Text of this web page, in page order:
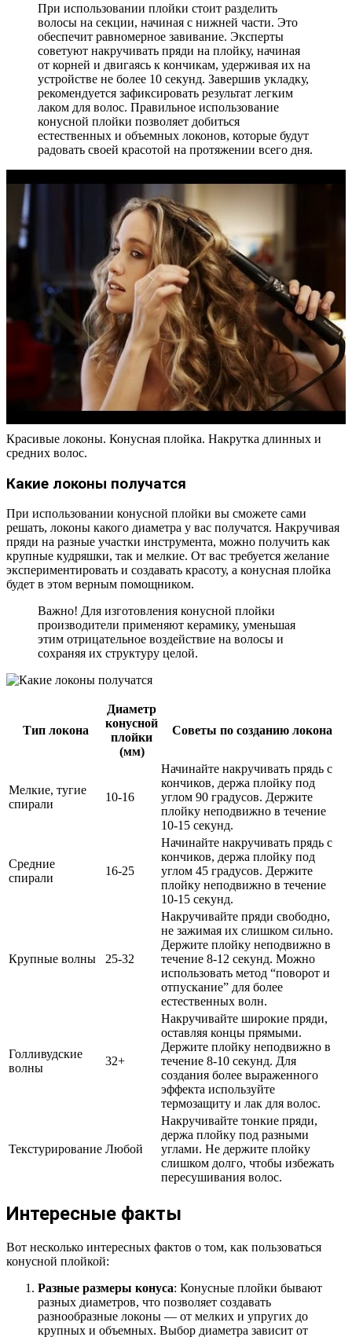
При использовании плойки стоит разделить
волосы на секции, начиная с нижней части. Это
обеспечит равномерное завивание. Эксперты
советуют накручивать пряди на плойку, начиная
от корней и двигаясь к кончикам, удерживая их на
устройстве не более 10 секунд. Завершив укладку,
рекомендуется зафиксировать результат легким
лаком для волос. Правильное использование
конусной плойки позволяет добиться
естественных и объемных локонов, которые будут
радовать своей красотой на протяжении всего дня.
Красивые локоны. Конусная плойка. Накрутка длинных и
средних волос.
Какие локоны получатся
При использовании конусной плойки вы сможете сами
решать, локоны какого диаметра у вас получатся. Накручивая
пряди на разные участки инструмента, можно получить как
крупные кудряшки, так и мелкие. От вас требуется желание
экспериментировать и создавать красоту, а конусная плойка
будет в этом верным помощником.
Важно! Для изготовления конусной плойки
производители применяют керамику, уменьшая
этим отрицательное воздействие на волосы и
сохраняя их структуру целой.
Тип локона
Диаметр
конусной
плойки
(мм)
Советы по созданию локона
Мелкие, тугие
спирали
10-16
Начинайте накручивать прядь с
кончиков, держа плойку под
углом 90 градусов. Держите
плойку неподвижно в течение
10-15 секунд.
Средние
спирали
16-25
Начинайте накручивать прядь с
кончиков, держа плойку под
углом 45 градусов. Держите
плойку неподвижно в течение
10-15 секунд.
Крупные волны 25-32
Накручивайте пряди свободно,
не зажимая их слишком сильно.
Держите плойку неподвижно в
течение 8-12 секунд. Можно
использовать метод “поворот и
отпускание” для более
естественных волн.
Голливудские
волны
32+
Накручивайте широкие пряди,
оставляя концы прямыми.
Держите плойку неподвижно в
течение 8-10 секунд. Для
создания более выраженного
эффекта используйте
термозащиту и лак для волос.
Текстурирование Любой
Накручивайте тонкие пряди,
держа плойку под разными
углами. Не держите плойку
слишком долго, чтобы избежать
пересушивания волос.
Интересные факты
Вот несколько интересных фактов о том, как пользоваться
конусной плойкой:
Разные размеры конуса: Конусные плойки бывают
разных диаметров, что позволяет создавать
разнообразные локоны — от мелких и упругих до
крупных и объемных. Выбор диаметра зависит от